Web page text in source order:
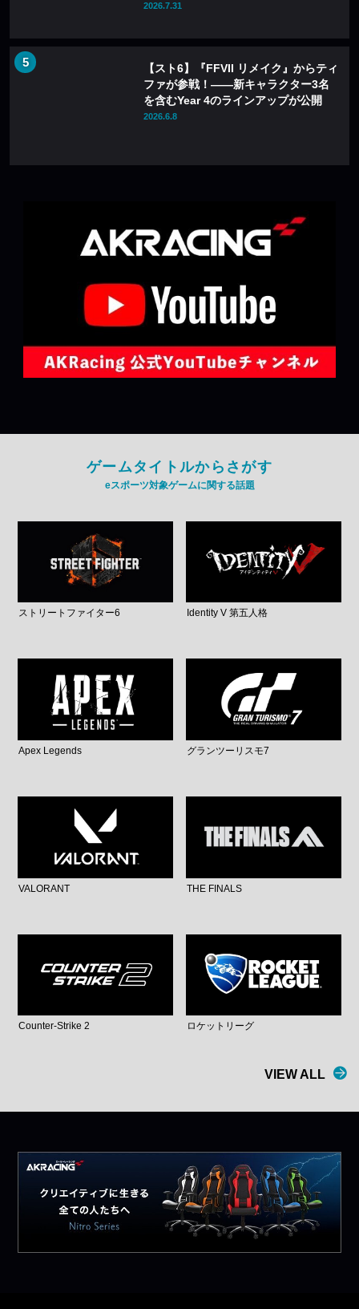
2026.7.31
【スト6】『FFVII リメイク』からティ
ファが参戦！――新キャラクター3名
を含むYear 4のラインアップが公開
2026.6.8
ゲームタイトルからさがす
eスポーツ対象ゲームに関する話題
ストリートファイター6 Identity V 第五人格
Apex Legends グランツーリスモ7
VALORANT THE FINALS
Counter-Strike 2 ロケットリーグ
VIEW ALL